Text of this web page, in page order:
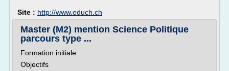
Site : http://www.educh.ch
Master (M2) mention Science Politique
parcours type ...
Formation initiale
Objectifs